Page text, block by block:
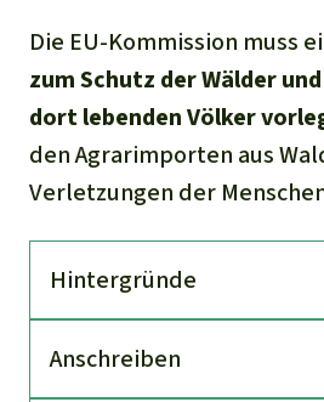
Die EU-Kommission muss
zum Schutz der Wälder
dort lebenden Völker
den Agrarimporten aus
Verletzungen der
Hinter­gründe
An­schreiben